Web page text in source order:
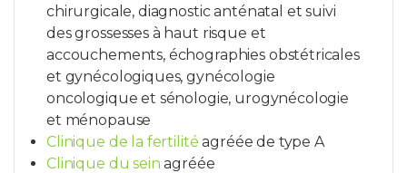
chirurgicale, diagnostic anténatal et suivi
des grossesses à haut risque et
accouchements, échographies obstétricales
et gynécologiques, gynécologie
oncologique et sénologie, urogynécologie
et ménopause
Clinique de la fertilité agréée de type A
Clinique du sein agréée